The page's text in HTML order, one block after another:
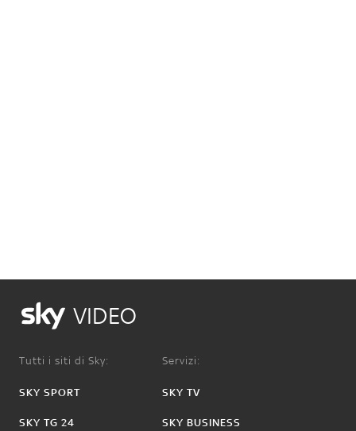
VIDEO
Tutti i siti di Sky:
SKY SPORT
SKY TG 24
Servizi:
SKY TV
SKY BUSINESS